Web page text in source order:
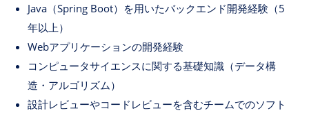
Java（Spring Boot）を用いたバックエンド開発経験（5
年以上）
Webアプリケーションの開発経験
コンピュータサイエンスに関する基礎知識（データ構
造・アルゴリズム）
設計レビューやコードレビューを含むチームでのソフト